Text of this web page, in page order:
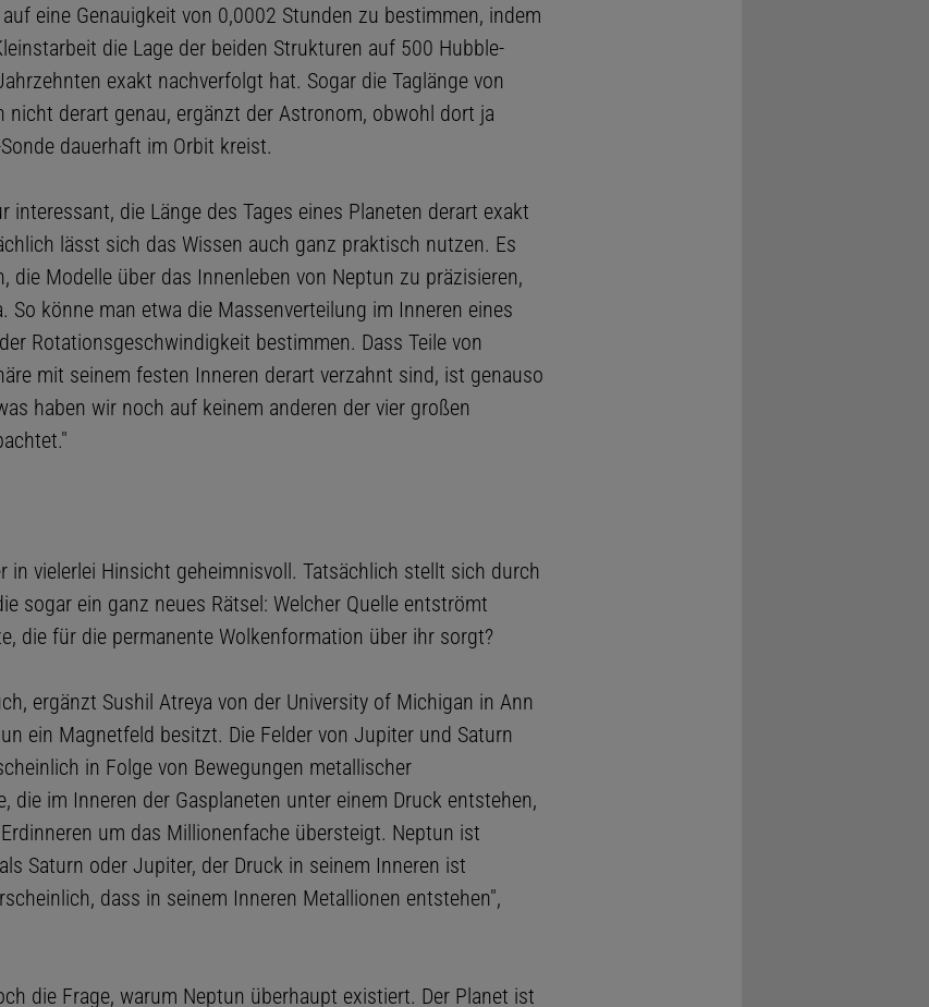
eine Genauigkeit von 0,0002 Stunden zu bestimmen, indem
die Lage der beiden Strukturen auf 500 Hubble-
exakt nachverfolgt hat. Sogar die Taglänge von
nicht derart genau, ergänzt der Astronom, obwohl dort ja
dauerhaft im Orbit kreist.
interessant, die Länge des Tages eines Planeten derart exakt
lässt sich das Wissen auch ganz praktisch nutzen. Es
die Modelle über das Innenleben von Neptun zu präzisieren,
So könne man etwa die Massenverteilung im Inneren eines
Rotationsgeschwindigkeit bestimmen. Dass Teile von
mit seinem festen Inneren derart verzahnt sind, ist genauso
haben wir noch auf keinem anderen der vier großen
in vielerlei Hinsicht geheimnisvoll. Tatsächlich stellt sich durch
sogar ein ganz neues Rätsel: Welcher Quelle entströmt
die für die permanente Wolkenformation über ihr sorgt?
ergänzt Sushil Atreya von der University of Michigan in Ann
ein Magnetfeld besitzt. Die Felder von Jupiter und Saturn
in Folge von Bewegungen metallischer
die im Inneren der Gasplaneten unter einem Druck entstehen,
um das Millionenfache übersteigt. Neptun ist
Saturn oder Jupiter, der Druck in seinem Inneren ist
dass in seinem Inneren Metallionen entstehen",
die Frage, warum Neptun überhaupt existiert. Der Planet ist